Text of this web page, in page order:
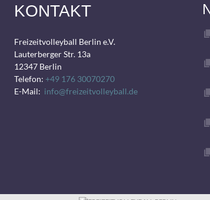
KONTAKT
Freizeitvolleyball Berlin e.V.
Lauterberger Str. 13a
12347 Berlin
Telefon: +49 176 30070270
E-Mail: info@freizeitvolleyball.de